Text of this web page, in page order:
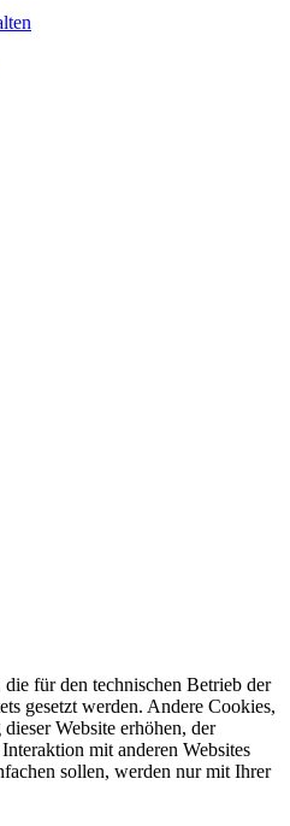
für den technischen Betrieb der
gesetzt werden. Andere Cookies,
Website erhöhen, der
mit anderen Websites
sollen, werden nur mit Ihrer